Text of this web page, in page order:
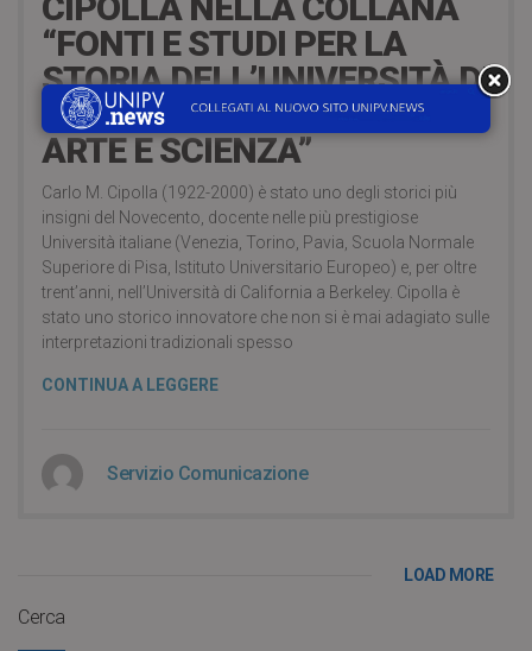
“FONTI E STUDI PER LA
STORIA DELL’UNIVERSITÀ DI
PAVIA – DOCUMENTI DI
ARTE E SCIENZA”
Carlo M. Cipolla (1922-2000) è stato uno degli storici più
insigni del Novecento, docente nelle più prestigiose
Università italiane (Venezia, Torino, Pavia, Scuola Normale
Superiore di Pisa, Istituto Universitario Europeo) e, per oltre
trent’anni, nell’Università di California a Berkeley. Cipolla è
stato uno storico innovatore che non si è mai adagiato sulle
interpretazioni tradizionali spesso
CONTINUA A LEGGERE
Servizio Comunicazione
LOAD MORE
Cerca